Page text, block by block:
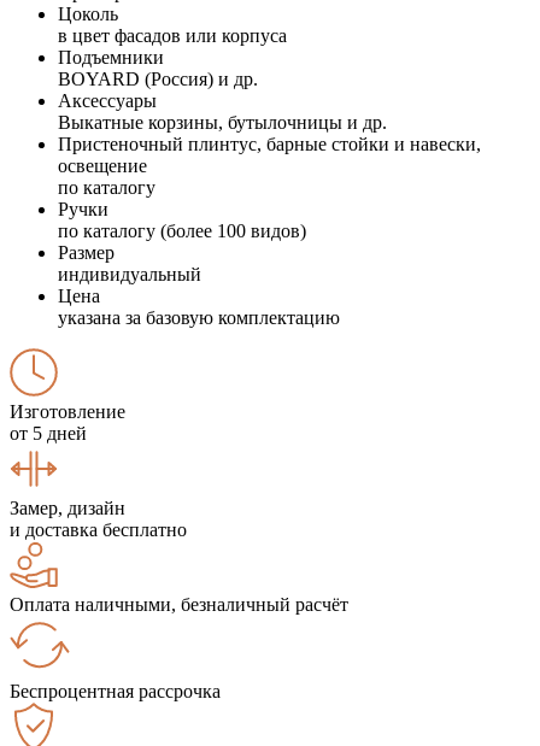
Цоколь
в цвет фасадов или корпуса
Подъемники
BOYARD (Россия) и др.
Аксессуары
Выкатные корзины, бутылочницы и др.
Пристеночный плинтус, барные стойки и навески,
освещение
по каталогу
Ручки
по каталогу (более 100 видов)
Размер
индивидуальный
Цена
указана за базовую комплектацию
Изготовление
от 5 дней
Замер, дизайн
и доставка бесплатно
Оплата наличными, безналичный расчёт
Беспроцентная рассрочка